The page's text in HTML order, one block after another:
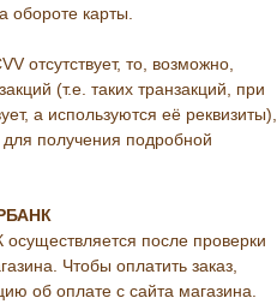
обороте карты.
отсутствует, то, возможно,
(т.е. таких транзакций, при
а используются её реквизиты),
для получения подробной
после проверки
Чтобы оплатить заказ,
об оплате с сайта магазина.